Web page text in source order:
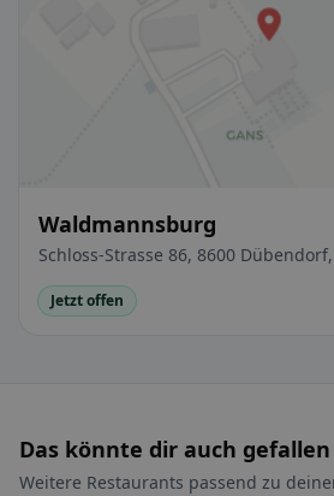
Waldmannsburg
Schloss-Strasse 86, 8600
Jetzt offen
Das könnte dir auch gefallen
Weitere Restaurants passend zu